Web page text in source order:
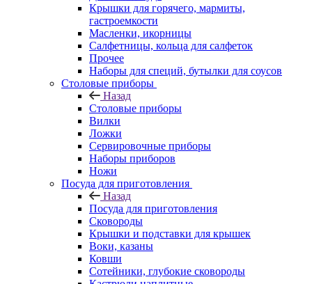
Крышки для горячего, мармиты,
гастроемкости
Масленки, икорницы
Салфетницы, кольца для салфеток
Прочее
Наборы для специй, бутылки для соусов
Столовые приборы
Назад
Столовые приборы
Вилки
Ложки
Сервировочные приборы
Наборы приборов
Ножи
Посуда для приготовления
Назад
Посуда для приготовления
Сковороды
Крышки и подставки для крышек
Воки, казаны
Ковши
Сотейники, глубокие сковороды